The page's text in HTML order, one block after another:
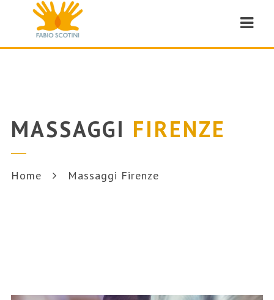
MASSAGGI FIRENZE
Home Massaggi Firenze